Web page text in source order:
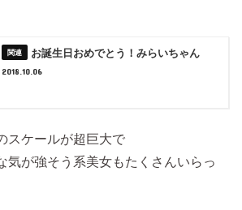
お誕生日おめでとう！みらいちゃん
2018.10.06
スケールが超巨大で
気が強そう系美女もたくさんいらっ